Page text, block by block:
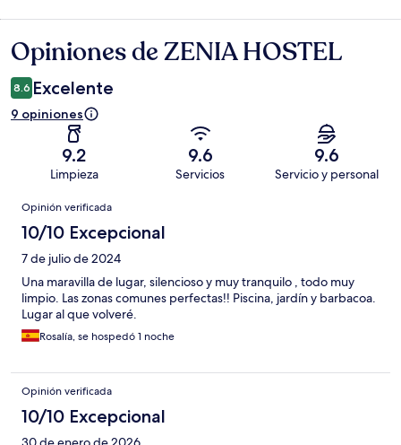
Opiniones
Opiniones de ZENIA HOSTEL
8.6 Excelente
9 opiniones
9.2
Limpieza
9.6
Servicios
9.6
Servicio y personal
Opiniones
Opinión verificada
10/10 Excepcional
7 de julio de 2024
Una maravilla de lugar, silencioso y muy tranquilo , todo muy
limpio. Las zonas comunes perfectas!! Piscina, jardín y barbacoa.
Lugar al que volveré.
Rosalía, se hospedó 1 noche
Opinión verificada
10/10 Excepcional